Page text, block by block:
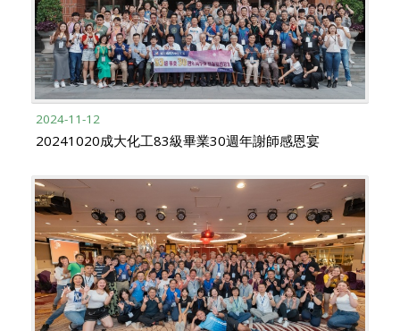
2024-11-12
20241020成大化工83級畢業30週年謝師感恩宴